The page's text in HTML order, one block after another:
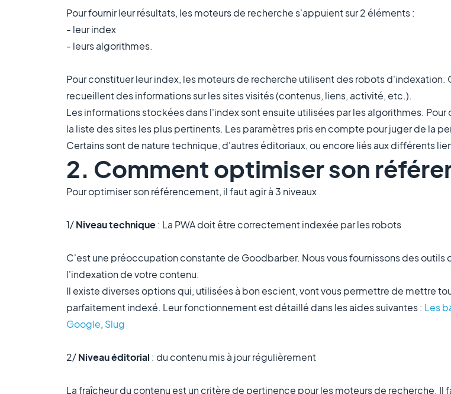
Pour fournir leur résultats, les moteurs de recherche s'appuient sur 2 éléments :
- leur index
- leurs algorithmes.
Pour constituer leur index, les moteurs de recherche utilisent des robots
recueillent des informations sur les sites visités (contenus, liens, activité, etc.).
Les informations stockées dans l'index sont ensuite utilisées par les algorithmes.
la liste des sites les plus pertinents. Les paramètres pris en compte pour juger de la
Certains sont de nature technique, d'autres éditoriaux, ou encore liés aux différents
2. Comment optimiser son
Pour optimiser son référencement, il faut agir à 3 niveaux
1/Niveau technique: La PWA doit être correctement indexée par les robots
C'est une préoccupation constante de Goodbarber. Nous vous fournissons des
l'indexation de votre contenu.
Il existe diverses options qui, utilisées à bon escient, vont vous permettre de mettre
parfaitement indexé. Leur fonctionnement est détaillé dans les aides suivantes : Les
Google, Slug
2/Niveau éditorial : du contenu mis à jour régulièrement
La fraîcheur du contenu est un critère de pertinence pour les moteurs de recherche.